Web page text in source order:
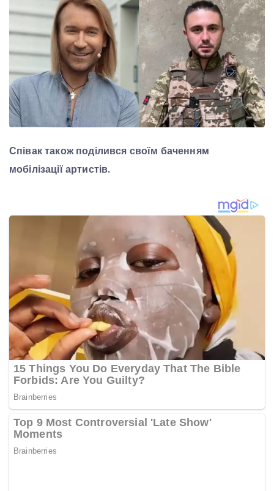
Співак також поділився своїм баченням
мобілізації артистів.